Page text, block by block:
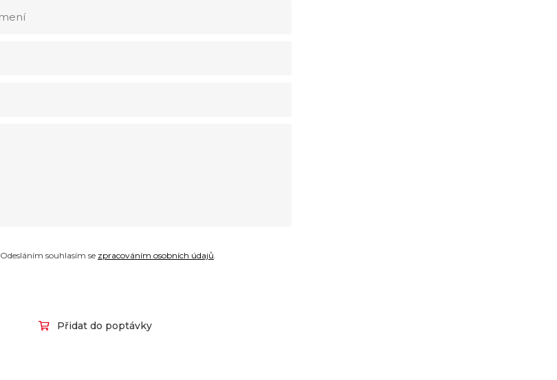
Odesláním souhlasím se zpracováním osobních údajů.
Přidat do poptávky